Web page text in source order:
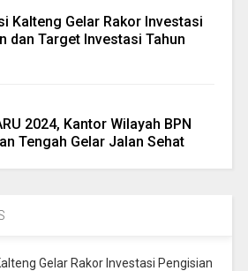
Kalteng Gelar Rakor Investasi
dan Target Investasi Tahun
2024, Kantor Wilayah BPN
Tengah Gelar Jalan Sehat
Gelar Rakor Investasi Pengisian